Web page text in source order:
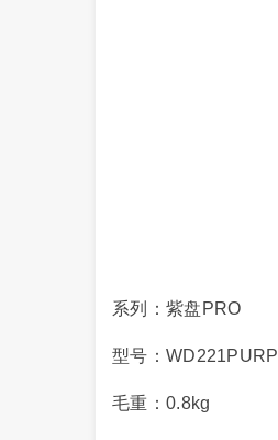
系列：紫盘PRO
型号：WD221PURP
毛重：0.8kg